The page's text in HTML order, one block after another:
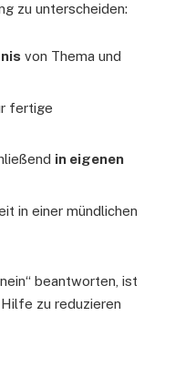
zu unterscheiden:
von Thema und
fertige
in eigenen
in einer mündlichen
beantworten, ist
zu reduzieren